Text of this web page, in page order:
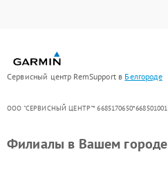
Сервисный центр RemSupport в Белгороде
ООО "СЕРВИСНЫЙ ЦЕНТР"* 6685170650*668501001
Филиалы в Вашем городе